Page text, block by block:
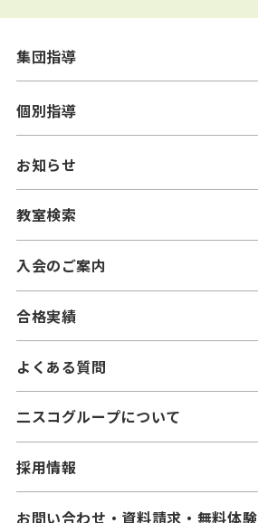
お知らせ
教室検索
入会のご案内
合格実績
よくある質問
二スコグループについて
採用情報
お問い合わせ・資料請求・無料体験
集団指導
ニスコ進学スクール
━小学生コース
━中学生コース
━中学生コース
個別指導
ニスコパーソナル
━小学生コース
━中学生コース
━高校生コース